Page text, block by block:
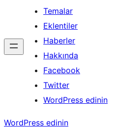
Temalar
Eklentiler
Haberler
Hakkında
Facebook
Twitter
WordPress edinin
WordPress edinin